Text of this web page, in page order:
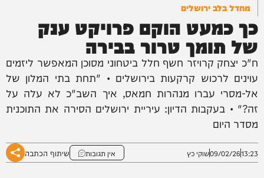
מחדל בלב ירושלים
כך כמעט הוקם פרויקט ענק
של תומך טרור בבירה
ח"כ יצחק קרויזר חשף חלל ביטחוני מסוכן המאפשר ליזמים
עוינים לרכוש קרקעות בירושלים • "תחת בתי המלון של
אל-מסרי עברו מנהרות חמאס, איך השב"כ לא עלה על
זה?" • בעקבות הדיון: עיריית ירושלים הסירה את התוכנית
מסדר היום
13:23
09/02/26שוקי כץ אין תגובות שיתוף הכתבה